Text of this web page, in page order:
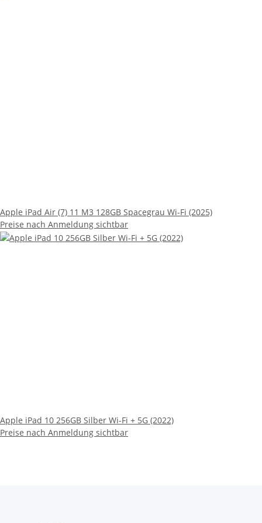
Apple iPad Air (7) 11 M3 128GB Spacegrau Wi-Fi (2025)
Preise nach Anmeldung sichtbar
Apple iPad 10 256GB Silber Wi-Fi + 5G (2022)
Preise nach Anmeldung sichtbar